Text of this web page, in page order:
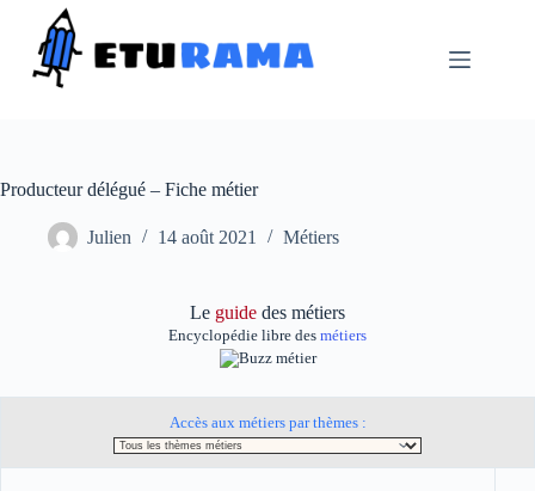
contenu
Producteur délégué – Fiche métier
Julien 14 août 2021 Métiers
Le guide des métiers
Encyclopédie libre des métiers
Accès aux métiers par thèmes :